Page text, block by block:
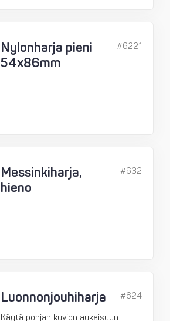
Nylonharja pieni
54x86mm
#6221
Messinkiharja,
hieno
#632
Luonnonjouhiharja
Käytä pohjan kuvion aukaisuun
#624